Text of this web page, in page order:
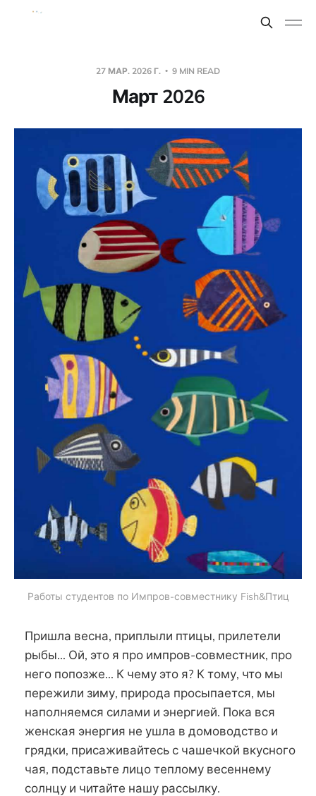
27 МАР. 2026 Г. 9 MIN READ
Март 2026
Работы студентов по Импров-совместнику Fish&Птиц
Пришла весна, приплыли птицы, прилетели
рыбы... Ой, это я про импров-совместник, про
него попозже... К чему это я? К тому, что мы
пережили зиму, природа просыпается, мы
наполняемся силами и энергией. Пока вся
женская энергия не ушла в домоводство и
грядки, присаживайтесь с чашечкой вкусного
чая, подставьте лицо теплому весеннему
солнцу и читайте нашу рассылку.